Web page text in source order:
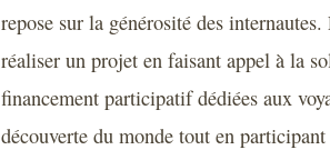
repose sur la générosité des
réaliser un projet en faisant appel à la
financement participatif dédiées aux
découverte du monde tout en